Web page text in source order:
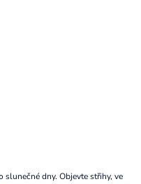
slunečné dny. Objevte střihy, ve